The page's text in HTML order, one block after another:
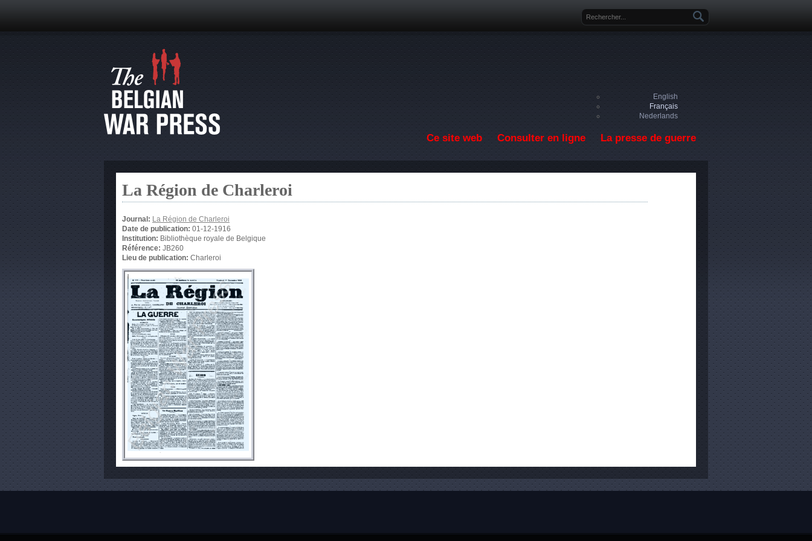
Formulaire de recherche
English
Français
Nederlands
Ce site web Consulter en ligne La presse de guerre
La Région de Charleroi
Journal: La Région de Charleroi
Date de publication: 01-12-1916
Institution: Bibliothèque royale de Belgique
Référence: JB260
Lieu de publication: Charleroi